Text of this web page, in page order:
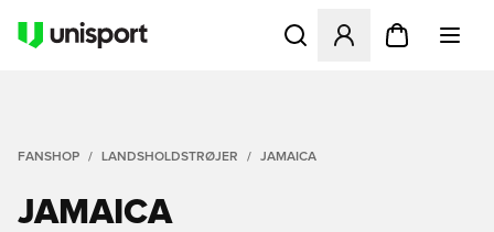
Åbner en Modal til at
FANSHOP LANDSHOLDSTRØJER JAMAICA
JAMAICA